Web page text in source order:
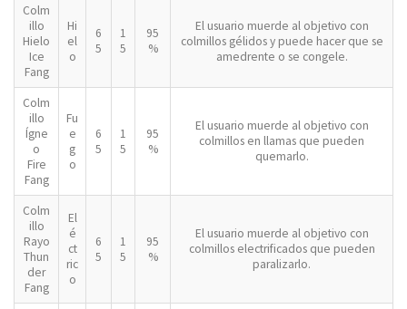
Colm
illo
Hielo
Ice
Fang
Hi
el
o
6
5
1
5
95
%
El usuario muerde al objetivo con
colmillos gélidos y puede hacer que se
amedrente o se congele.
Colm
illo
Ígne
o
Fire
Fang
Fu
e
g
o
6
5
1
5
95
%
El usuario muerde al objetivo con
colmillos en llamas que pueden
quemarlo.
Colm
illo
Rayo
Thun
der
Fang
El
é
ct
ric
o
6
5
1
5
95
%
El usuario muerde al objetivo con
colmillos electrificados que pueden
paralizarlo.